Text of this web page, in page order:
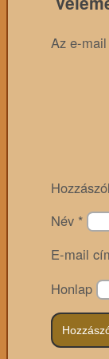
Az e-
Név *
E-mail
Honlap